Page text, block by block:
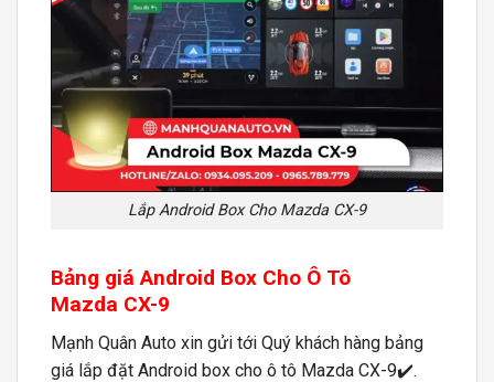
Lắp Android Box Cho Mazda CX-9
Bảng giá Android Box Cho Ô Tô
Mazda CX-9
Mạnh Quân Auto xin gửi tới Quý khách hàng bảng
giá lắp đặt Android box cho ô tô Mazda CX-9✔️.